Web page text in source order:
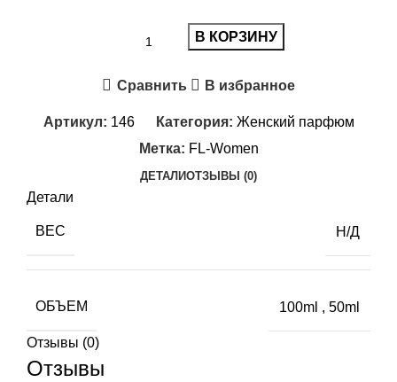
В КОРЗИНУ
Сравнить В избранное
Артикул: 146 Категория: Женский парфюм
Метка: FL-Women
ДЕТАЛИОТЗЫВЫ (0)
Детали
ВЕС Н/Д
ОБЪЕМ 100ml , 50ml
Отзывы (0)
Отзывы